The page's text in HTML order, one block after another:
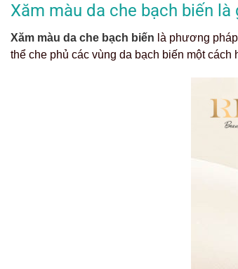
Xăm màu da che bạch biến là
Xăm màu da che bạch biến là phương
thể che phủ các vùng da bạch biến một